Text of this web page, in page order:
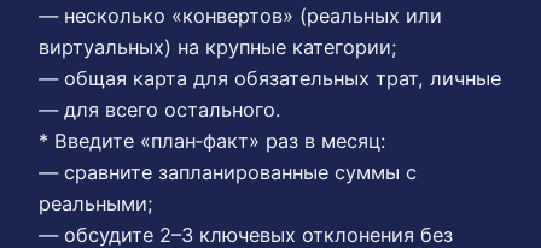
— несколько «конвертов» (реальных или
виртуальных) на крупные категории;
— общая карта для обязательных трат, личные
— для всего остального.
* Введите «план‑факт» раз в месяц:
— сравните запланированные суммы с
реальными;
— обсудите 2–3 ключевых отклонения без